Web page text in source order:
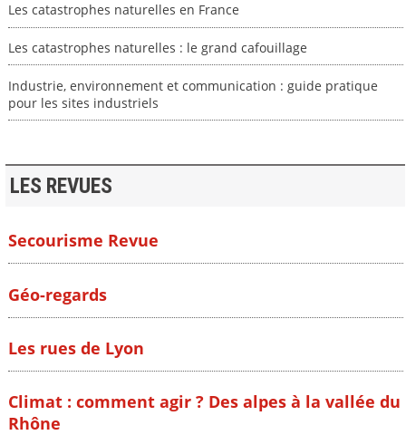
Les catastrophes naturelles en France
Les catastrophes naturelles : le grand cafouillage
Industrie, environnement et communication : guide pratique
pour les sites industriels
LES REVUES
Secourisme Revue
Géo-regards
Les rues de Lyon
Climat : comment agir ? Des alpes à la vallée du
Rhône